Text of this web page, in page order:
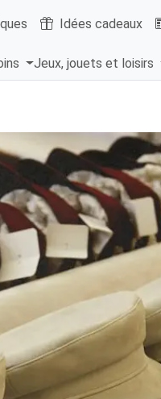
Idées cadeaux
Jeux, jouets et loisirs